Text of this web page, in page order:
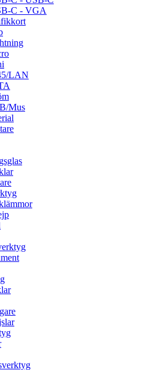
C - VGA
LAN
Mus